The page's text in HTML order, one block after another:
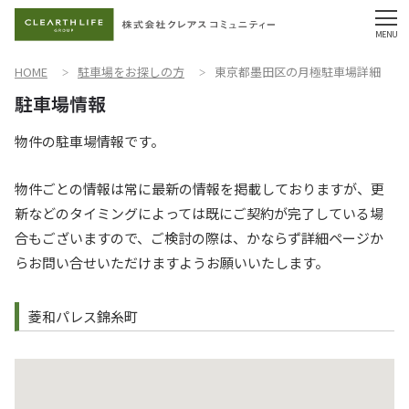
HOME 駐車場をお探しの方 東京都墨田区の月極駐車場詳細
物件の駐車場情報です。
物件ごとの情報は常に最新の情報を掲載しておりますが、更
新などのタイミングによっては既にご契約が完了している場
合もございますので、ご検討の際は、かならず詳細ページか
らお問い合せいただけますようお願いいたします。
菱和パレス錦糸町